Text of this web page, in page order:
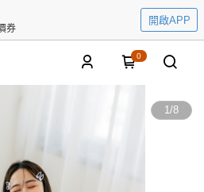
券
開啟APP
0
1/8